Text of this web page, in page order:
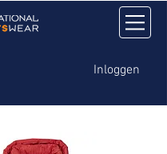
Inloggen